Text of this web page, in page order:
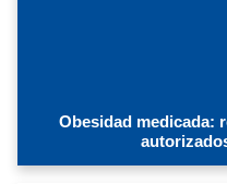
Obesidad medicada: